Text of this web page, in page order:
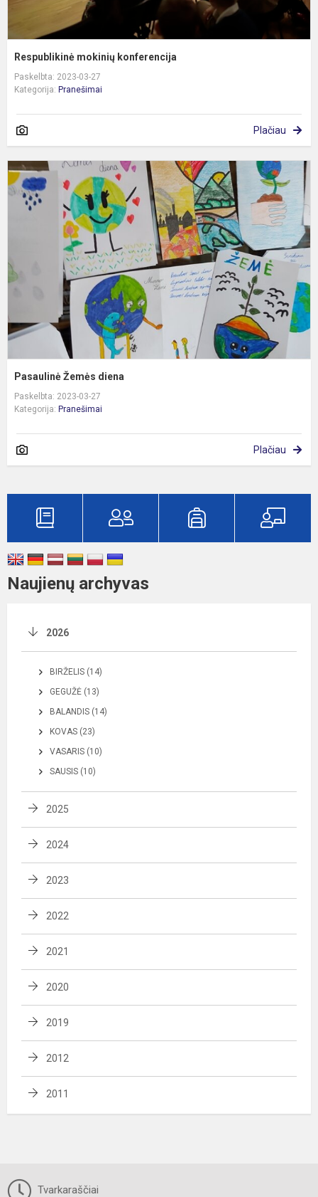
Respublikinė mokinių konferencija
Paskelbta: 2023-03-27
Kategorija: Pranešimai
Plačiau
Pasaulinė Žemės diena
Paskelbta: 2023-03-27
Kategorija: Pranešimai
Plačiau
Naujienų archyvas
2026
BIRŽELIS (14)
GEGUŽĖ (13)
BALANDIS (14)
KOVAS (23)
VASARIS (10)
SAUSIS (10)
2025
2024
2023
2022
2021
2020
2019
2012
2011
Tvarkaraščiai